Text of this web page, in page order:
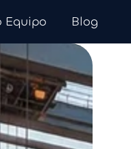
Equipo Blog